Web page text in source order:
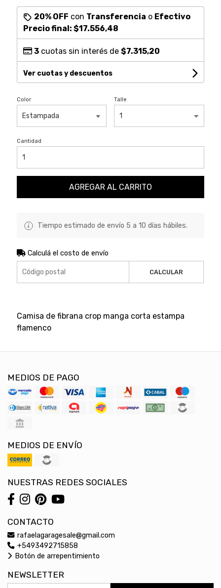
20% OFF con Transferencia o Efectivo
Precio final: $17.556,48
3cuotas sin interés de $7.315,20
Ver cuotas y descuentos
Color Talle
Cantidad
AGREGAR AL CARRITO
Tiempo estimado de envío 5 a 10 días hábiles.
Calculá el costo de envío
CALCULAR
Camisa de fibrana crop manga corta estampa
flamenco
MEDIOS DE PAGO
MEDIOS DE ENVÍO
NUESTRAS REDES SOCIALES
CONTACTO
rafaelagaragesale@gmail.com
+5493492715858
Botón de arrepentimiento
NEWSLETTER